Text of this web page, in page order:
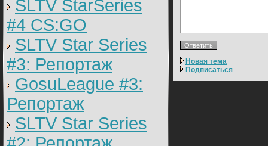
SLTV StarSeries
#4 CS:GO
SLTV Star Series
#3: Репортаж
GosuLeague #3:
Репортаж
SLTV Star Series
Новая тема
Подписаться